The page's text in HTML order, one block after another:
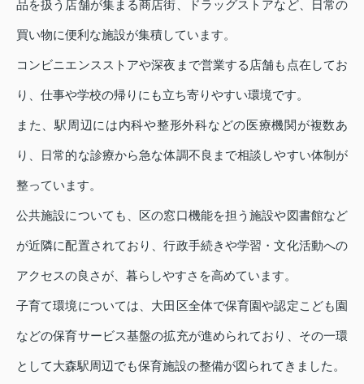
品を扱う店舗が集まる商店街、ドラッグストアなど、日常の
買い物に便利な施設が集積しています。
コンビニエンスストアや深夜まで営業する店舗も点在してお
り、仕事や学校の帰りにも立ち寄りやすい環境です。
また、駅周辺には内科や整形外科などの医療機関が複数あ
り、日常的な診療から急な体調不良まで相談しやすい体制が
整っています。
公共施設についても、区の窓口機能を担う施設や図書館など
が近隣に配置されており、行政手続きや学習・文化活動への
アクセスの良さが、暮らしやすさを高めています。
子育て環境については、大田区全体で保育園や認定こども園
などの保育サービス基盤の拡充が進められており、その一環
として大森駅周辺でも保育施設の整備が図られてきました。